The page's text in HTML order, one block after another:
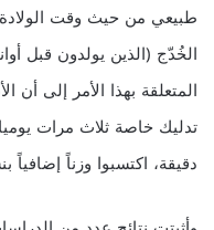
طبيعي من حيث وقت الولادة،
الخُدّج (الذين يولدون قبل
المتعلقة بهذا الأمر إلى
تدليك خاصة ثلاث مرات
دقيقة، اكتسبوا وزناً إضافياً بنسبة